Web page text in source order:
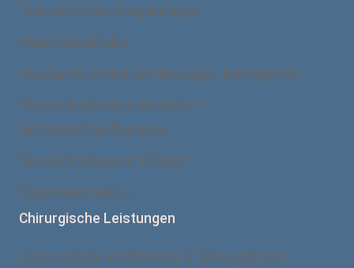
Tränenrinne/Augenringe
Nasolabialfalte
Hyaluron-Unterspritzungen korrigieren
Muskelrelaxans Gesicht –
Botoxbehandlungen
Muskelrelaxans Körper
Nasenkorrektur
Chirurgische Leistungen
Zornesfalte entfernen & Stirn glätten